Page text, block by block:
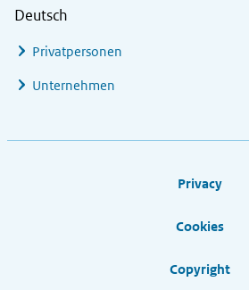
Deutsch
Privatpersonen
Unternehmen
Privacy
Cookies
Copyright